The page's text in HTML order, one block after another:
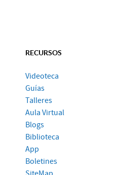
RECURSOS
Videoteca
Guías
Talleres
Aula Virtual
Blogs
Biblioteca
App
Boletines